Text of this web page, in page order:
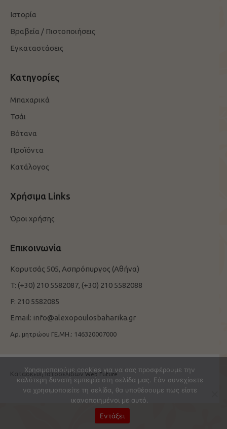
Ιστορία
Βραβεία / Πιστοποιήσεις
Εγκαταστάσεις
Κατηγορίες
Μπαχαρικά
Τσάι
Βότανα
Προϊόντα
Κατάλογος
Χρήσιμα Links
Όροι χρήσης
Επικοινωνία
Κορυτσάς 505, Ασπρόπυργος (Αθήνα)
T: (+30) 210 5582087, (+30) 210 5582088
F: 210 5582085
Email: info@alexopoulosbaharika.gr
Αρ. μητρώου ΓΕ.ΜΗ.: 146320007000
Κατασκευή ΙστοσελίδωνWeb Future
Χρησιμοποιούμε cookies για να σας προσφέρουμε την
καλύτερη δυνατή εμπειρία στη σελίδα μας. Εάν συνεχίσετε
να χρησιμοποιείτε τη σελίδα, θα υποθέσουμε πως είστε
ικανοποιημένοι με αυτό.
Εντάξει